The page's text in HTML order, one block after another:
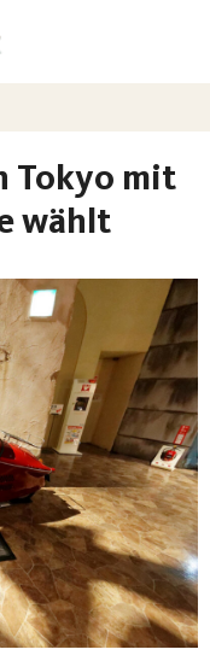
Tokyo mit
wählt